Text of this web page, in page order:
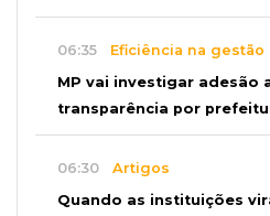
06:35 Eficiência na gestão
MP vai investigar adesão
transparência por
06:30 Artigos
Quando as instituições